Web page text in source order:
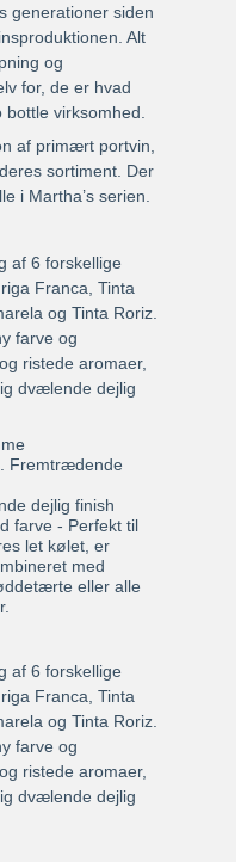
generationer siden
Alt
og
for, de er hvad
virksomhed.
af primært portvin,
sortiment. Der
i Martha’s serien.
af 6 forskellige
Franca, Tinta
og Tinta Roriz.
farve og
ristede aromaer,
dvælende dejlig
Fremtrædende
dejlig finish
farve - Perfekt til
let kølet, er
med
eller alle
af 6 forskellige
Franca, Tinta
og Tinta Roriz.
farve og
ristede aromaer,
dvælende dejlig